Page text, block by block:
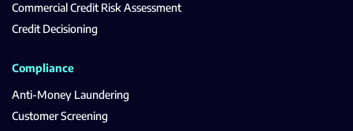
Commercial Credit Risk Assessment
Credit Decisioning
Compliance
Anti-Money Laundering
Customer Screening